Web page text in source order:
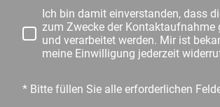
Ich bin damit einverstanden, dass
zum Zwecke der Kontaktaufnahme
und verarbeitet werden. Mir ist
meine Einwilligung jederzeit
* Bitte füllen Sie alle erforderlichen